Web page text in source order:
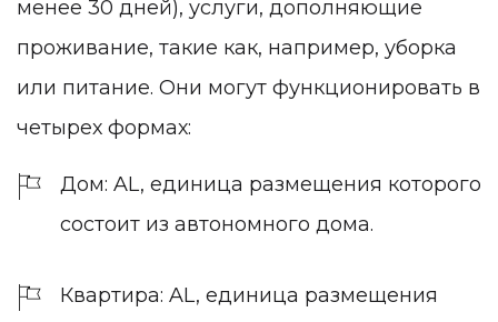
менее 30 дней), услуги, дополняющие
проживание, такие как, например, уборка
или питание. Они могут функционировать в
четырех формах:
Дом: AL, единица размещения которого
состоит из автономного дома.
Квартира: AL, единица размещения